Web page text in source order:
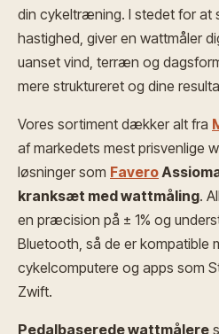
din cykeltræning. I stedet for at
hastighed, giver en wattmåler
uanset vind, terræn og
mere struktureret og dine
Vores sortiment dækker alt fra
af markedets mest prisvenlige
løsninger som Favero
kranksæt med wattmåling.
en præcision på ± 1% og
Bluetooth, så de er kompatible
cykelcomputere og apps som
Zwift.
Pedalbaserede wattmålere